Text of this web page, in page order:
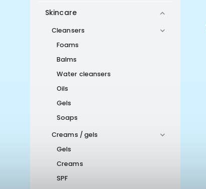
Skincare
Cleansers
Foams
Balms
Water cleansers
Oils
Gels
Soaps
Creams / gels
Gels
Creams
SPF